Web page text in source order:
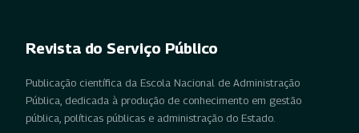
Revista do Serviço Público
Publicação científica da Escola Nacional de Administração
Pública, dedicada à produção de conhecimento em gestão
pública, políticas públicas e administração do Estado.